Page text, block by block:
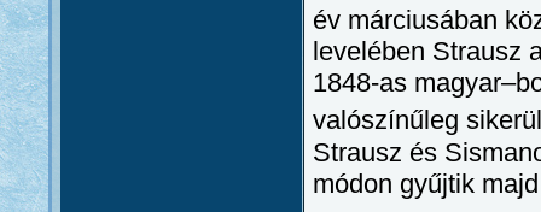
év márciusában
levelében Strausz
1848-as
valószínűleg
Strausz és
módon gyűjtik